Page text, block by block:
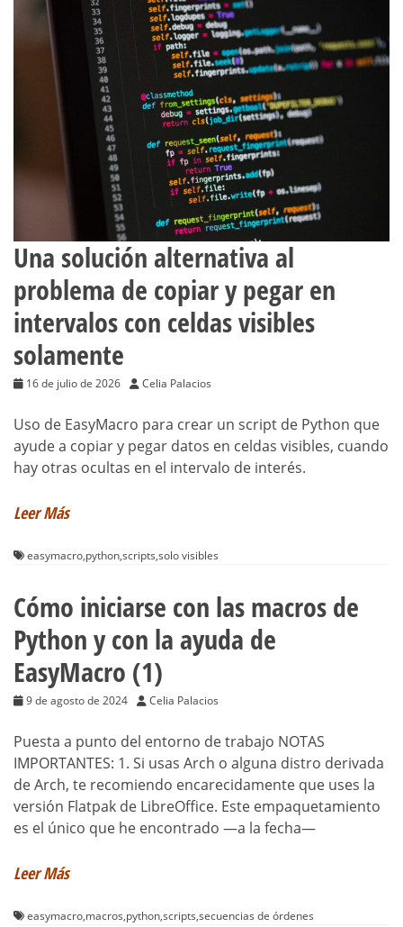
Una solución alternativa al
problema de copiar y pegar en
intervalos con celdas visibles
solamente
16 de julio de 2026 Celia Palacios
Uso de EasyMacro para crear un script de Python que
ayude a copiar y pegar datos en celdas visibles, cuando
hay otras ocultas en el intervalo de interés.
Leer Más
easymacro,python,scripts,solo visibles
Cómo iniciarse con las macros de
Python y con la ayuda de
EasyMacro (1)
9 de agosto de 2024 Celia Palacios
Puesta a punto del entorno de trabajo NOTAS
IMPORTANTES: 1. Si usas Arch o alguna distro derivada
de Arch, te recomiendo encarecidamente que uses la
versión Flatpak de LibreOffice. Este empaquetamiento
es el único que he encontrado —a la fecha—
Leer Más
easymacro,macros,python,scripts,secuencias de órdenes